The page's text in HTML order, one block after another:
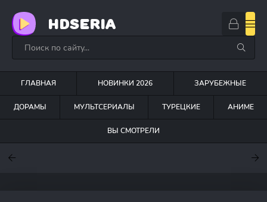
HDSERIA
ГЛАВНАЯ НОВИНКИ 2026 ЗАРУБЕЖНЫЕ
ДОРАМЫ МУЛЬТСЕРИАЛЫ ТУРЕЦКИЕ АНИМЕ
ВЫ СМОТРЕЛИ